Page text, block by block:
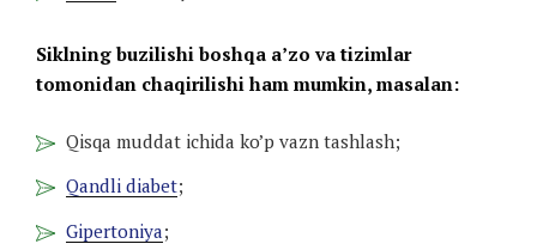
Siklning buzilishi boshqa a’zo va tizimlar
tomonidan chaqirilishi ham mumkin, masalan:
Qisqa muddat ichida ko’p vazn tashlash;
Qandli diabet;
Gipertoniya;